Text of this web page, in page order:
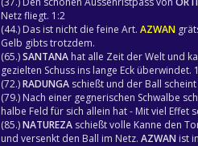
Netz fliegt. 1:2
(44.) Das ist nicht die feine Art. AZWAN
Gelb gibts trotzdem.
(65.)SANTANA hat alle Zeit der Welt und
gezielten Schuss ins lange Eck überwindet.
(72.)RADUNGA schießt und der Ball
(79.) Nach einer gegnerischen Schwalbe
halbe Feld für sich allein hat - Mit viel Effet
(85.)NATUREZA schießt volle Kanne den
und versenkt den Ball im Netz. AZWAN ist